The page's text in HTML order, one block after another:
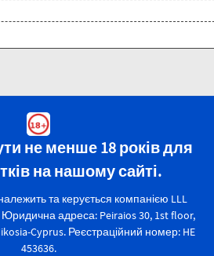
не менше 18 років для
на нашому сайті.
та керується компанією LLL
адреса: Peiraios 30, 1st floor,
Cyprus. Реєстраційний номер: HE
453636.